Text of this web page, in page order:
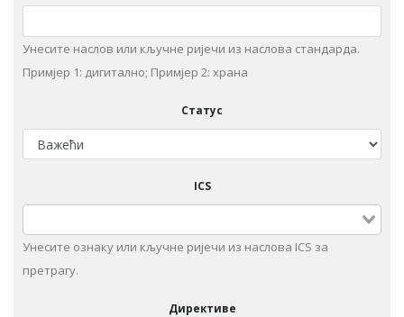
Унeситe наслов или кључне ријечи из нaслoвa стaндaрдa.
Примjeр 1: дигитaлнo; Примjeр 2: храна
Статус
ICS
Унесите ознаку или кључне ријечи из наслова ICS за
претрагу.
Директиве